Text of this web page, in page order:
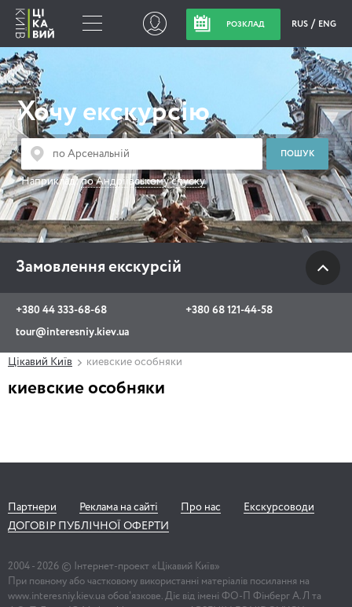
РОЗКЛАД RUS ENG
Хочу екскурсію
Наприклад:по Андріївському спуску
Замовлення екскурсій
+380 44 333-68-68
+380 68 121-44-58
tour@interesniy.kiev.ua
Замовлення
екскурсій
+380 44 333-68-68
+380 68 121-44-58
tour@interesniy.kiev.ua
з 10.00 до 19:30 щоденно
Viber WhatsApp
Цікавий Київ киевские особняки
киевские особняки
Партнери Реклама на сайті Про нас
Екскурсоводи
ДОГОВІР ПУБЛІЧНОЇ ОФЕРТИ
2004 - 2026 © Інтернет-проект «Цікавий Київ»
При повному або частковому використанні матеріалів посилання на
www.interesniy.kiev.ua обов'язкове. Діє від імені ФО-П Фінберг А.Л та